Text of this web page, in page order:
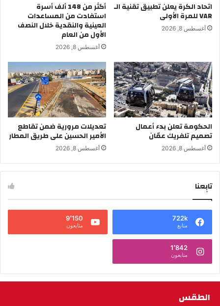
اتحاد الكرة يعلن تطبيق تقنية الـ
VAR للمرة الأولى
أغسطس 8, 2026
أكثر من 148 ألف أسرة
استفادت من المساعدات
العينية والنقدية خلال النصف
الأول من العام
أغسطس 8, 2026
الحكومة تعلن بدء أعمال
تصميم تلفريك عمّان
أغسطس 8, 2026
تعديلات مرورية ضمن تقاطع
الأمير الحسين على طريق المطار
أغسطس 8, 2026
تابِعنا
722k
متابع
9٬150
متابعون
1٬842
متابعون
الطقس